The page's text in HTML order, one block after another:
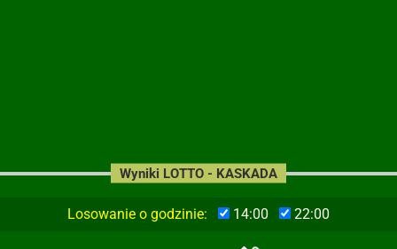
Losowanie o godzinie: 14:00 22:00
Wyniki LOTTO - KASKADA